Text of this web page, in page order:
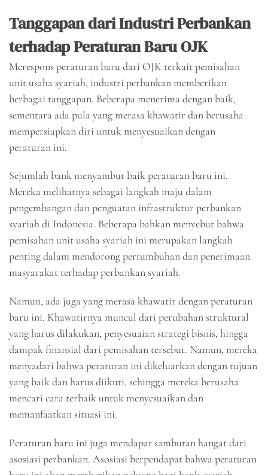
Tanggapan dari Industri Perbankan
terhadap Peraturan Baru OJK
Merespons peraturan baru dari OJK terkait pemisahan
unit usaha syariah, industri perbankan memberikan
berbagai tanggapan. Beberapa menerima dengan baik,
sementara ada pula yang merasa khawatir dan berusaha
mempersiapkan diri untuk menyesuaikan dengan
peraturan ini.
Sejumlah bank menyambut baik peraturan baru ini.
Mereka melihatnya sebagai langkah maju dalam
pengembangan dan penguatan infrastruktur perbankan
syariah di Indonesia. Beberapa bahkan menyebut bahwa
pemisahan unit usaha syariah ini merupakan langkah
penting dalam mendorong pertumbuhan dan penerimaan
masyarakat terhadap perbankan syariah.
Namun, ada juga yang merasa khawatir dengan peraturan
baru ini. Khawatirnya muncul dari perubahan struktural
yang harus dilakukan, penyesuaian strategi bisnis, hingga
dampak finansial dari pemisahan tersebut. Namun, mereka
menyadari bahwa peraturan ini dikeluarkan dengan tujuan
yang baik dan harus diikuti, sehingga mereka berusaha
mencari cara terbaik untuk menyesuaikan dan
memanfaatkan situasi ini.
Peraturan baru ini juga mendapat sambutan hangat dari
asosiasi perbankan. Asosiasi berpendapat bahwa peraturan